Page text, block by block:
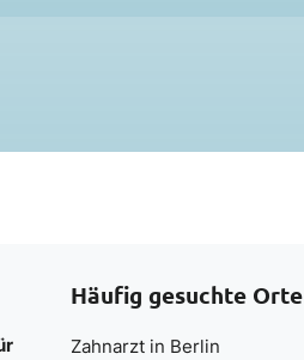
Häufig gesuchte Orte
Zahnarzt in Berlin